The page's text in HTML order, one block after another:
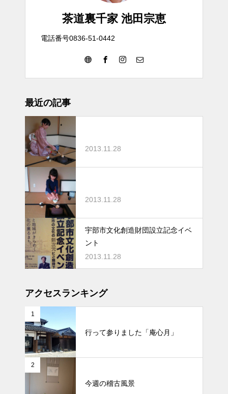
茶道裏千家 池田宗恵
電話番号0836-51-0442
最近の記事
2013.11.28
2013.11.28
宇部市文化創造財団設立記念イベ
ント
2013.11.28
アクセスランキング
1
行って参りました「庵心月」
2
今週の稽古風景